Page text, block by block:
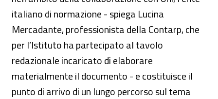
italiano di normazione - spiega Lucina
Mercadante, professionista della Contarp, che
per l’Istituto ha partecipato al tavolo
redazionale incaricato di elaborare
materialmente il documento - e costituisce il
punto di arrivo di un lungo percorso sul tema